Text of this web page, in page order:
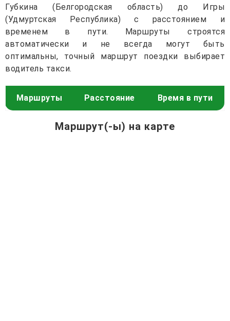
Губкина (Белгородская область) до Игры
(Удмуртская Республика) с расстоянием и
временем в пути. Маршруты строятся
автоматически и не всегда могут быть
оптимальны, точный маршрут поездки выбирает
водитель такси.
Маршруты Расстояние Время в пути
Маршрут(-ы) на карте